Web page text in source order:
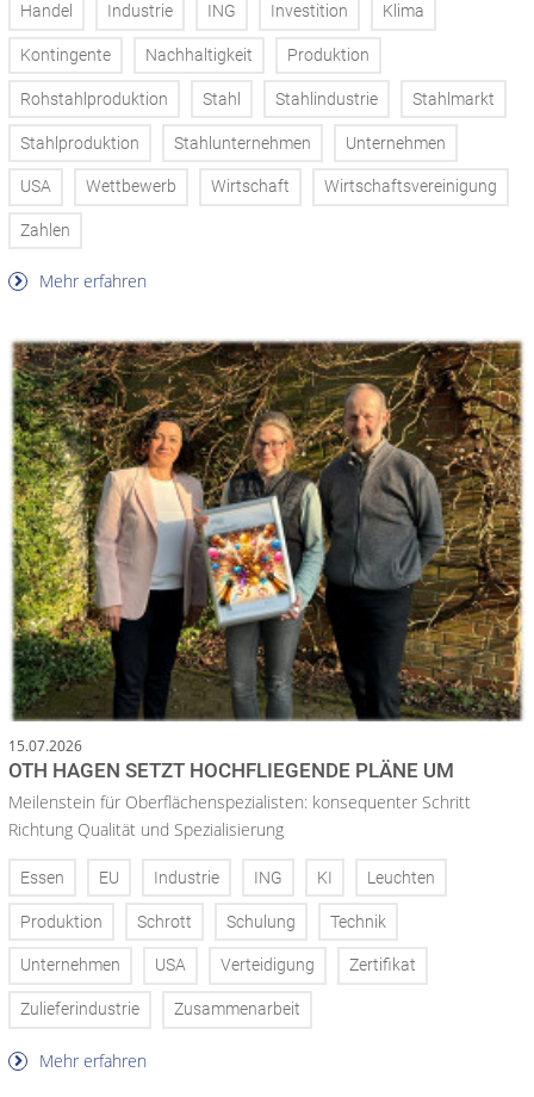
Handel Industrie ING Investition Klima
Kontingente Nachhaltigkeit Produktion
Rohstahlproduktion Stahl Stahlindustrie Stahlmarkt
Stahlproduktion Stahlunternehmen Unternehmen
USA Wettbewerb Wirtschaft Wirtschaftsvereinigung
Zahlen
Mehr erfahren
15.07.2026
OTH HAGEN SETZT HOCHFLIEGENDE PLÄNE UM
Meilenstein für Oberflächenspezialisten: konsequenter Schritt
Richtung Qualität und Spezialisierung
Essen EU Industrie ING KI Leuchten
Produktion Schrott Schulung Technik
Unternehmen USA Verteidigung Zertifikat
Zulieferindustrie Zusammenarbeit
Mehr erfahren